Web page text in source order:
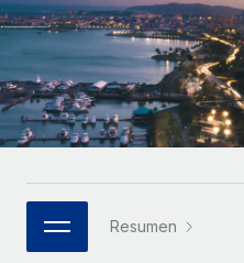
Conexión Remote
Integra los RR. HH. en
complicaciones.
Plataforma
Funciones esenciales de
Conectar
Conecta cualquier
Amplía tu equipo con
personalizadas.
Empresa
RR. HH. globales para
ASOCIARSE
Socios tecnológicos
Integra la gestión de los
Casos prácticos
Glosario de RR. HH.
Listas de verificación y
Biblioteca de
Webinarios
Italiano
Português (Portugal)
日本語
한국어
中文（简体）Resumen